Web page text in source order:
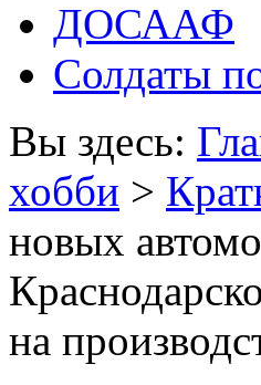
ДОСААФ
Солдаты
Вы здесь:
хобби >
новых
на